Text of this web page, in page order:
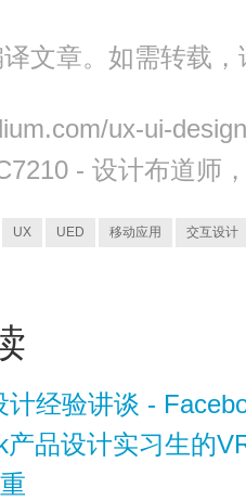
文章。如需转载
ux-ui-
- 设计布道师
UX UED 移动应用 交互设计
计经验讲谈 -
产品设计实习生的